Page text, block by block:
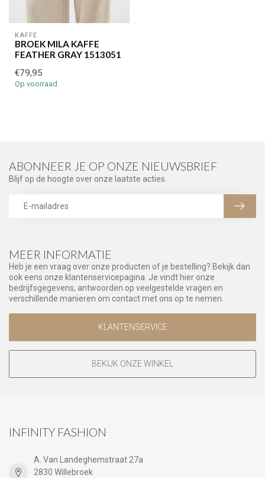
KAFFE
BROEK MILA KAFFE
FEATHER GRAY 1513051
€79,95
Op voorraad
MEER INFORMATIE
Heb je een vraag over onze producten of je bestelling? Bekijk dan
ook eens onze klantenservicepagina. Je vindt hier onze
bedrijfsgegevens, antwoorden op veelgestelde vragen en
verschillende manieren om contact met ons op te nemen.
KLANTENSERVICE
BEKIJK ONZE WINKEL
ABONNEER JE OP ONZE NIEUWSBRIEF
Blijf op de hoogte over onze laatste acties
INFINITY FASHION
A. Van Landeghemstraat 27a
2830 Willebroek